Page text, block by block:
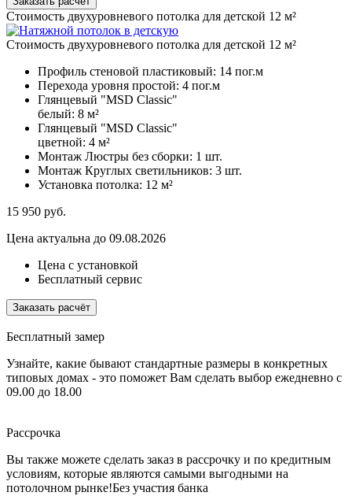
Стоимость двухуровневого потолка для детской 12 м²
Стоимость двухуровневого потолка для детской 12 м²
Профиль стеновой пластиковый: 14 пог.м
Перехода уровня простой: 4 пог.м
Глянцевый "MSD Classic"
белый: 8 м²
Глянцевый "MSD Classic"
цветной: 4 м²
Монтаж Люстры без сборки: 1 шт.
Монтаж Круглых светильников: 3 шт.
Установка потолка: 12 м²
15 950 руб.
Цена актуальна до 09.08.2026
Цена с установкой
Бесплатный сервис
Заказать расчёт
Бесплатный замер
Узнайте, какие бывают стандартные размеры в конкретных
типовых домах - это поможет Вам сделать выбор ежедневно с
09.00 до 18.00
Рассрочка
Вы также можете сделать заказ в рассрочку и по кредитным
условиям, которые являются самыми выгодными на
потолочном рынке!Без участия банка